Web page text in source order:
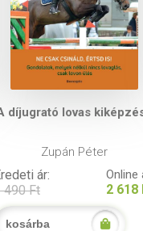
díjugrató lovas
Zupán Péter
ár:
490 Ft
Online
2 618
kosárba